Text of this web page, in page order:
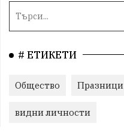
# ЕТИКЕТИ
Общество Празници
видни личности